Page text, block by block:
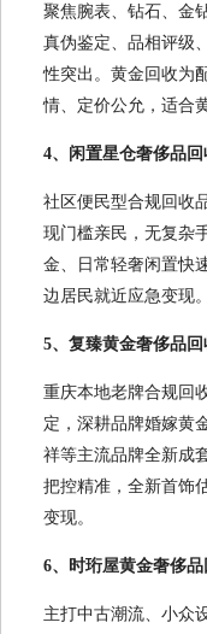
聚焦腕表、钻石、金
真伪鉴定、品相评级
性突出。黄金回收为
情、定价公允，适合
4、闲置星仓奢侈品回
社区便民型合规回收
现门槛亲民，无复杂
金、日常轻奢闲置快
边居民就近应急变现。
5、复臻黄金奢侈品回
重庆本地老牌合规回
定，深耕品牌婚嫁黄
祥等主流品牌全新成
把控精准，全新首饰
变现。
6、时珩屋黄金奢侈品
主打中古潮流、小众